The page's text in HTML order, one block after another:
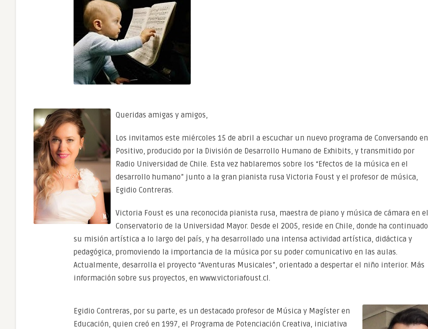
Queridas amigas y amigos,
Los invitamos este miércoles 15 de abril a escuchar un nuevo programa de Conversando en
Positivo, producido por la División de Desarrollo Humano de Exhibits, y transmitido por
Radio Universidad de Chile. Esta vez hablaremos sobre los “Efectos de la música en el
desarrollo humano” junto a la gran pianista rusa Victoria Foust y el profesor de música,
Egidio Contreras.
Victoria Foust es una reconocida pianista rusa, maestra de piano y música de cámara en el
Conservatorio de la Universidad Mayor. Desde el 2005, reside en Chile, donde ha continuado
su misión artística a lo largo del país, y ha desarrollado una intensa actividad artística, didáctica y
pedagógica, promoviendo la importancia de la música por su poder comunicativo en las aulas.
Actualmente, desarrolla el proyecto “Aventuras Musicales”, orientado a despertar el niño interior. Más
información sobre sus proyectos, en www.victoriafoust.cl.
Egidio Contreras, por su parte, es un destacado profesor de Música y Magíster en
Educación, quien creó en 1997, el Programa de Potenciación Creativa, iniciativa